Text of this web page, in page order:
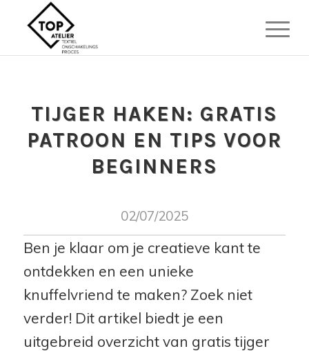
TIJGER HAKEN: GRATIS
PATROON EN TIPS VOOR
BEGINNERS
02/07/2025
Ben je klaar om je creatieve kant te
ontdekken en een unieke
knuffelvriend te maken? Zoek niet
verder! Dit artikel biedt je een
uitgebreid overzicht van gratis tijger